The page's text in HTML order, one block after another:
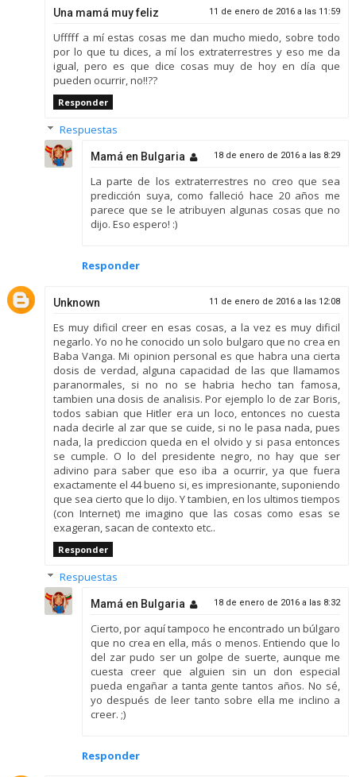
Una mamá muy feliz 11 de enero de 2016 a las 11:59
Ufffff a mí estas cosas me dan mucho miedo, sobre todo
por lo que tu dices, a mí los extraterrestres y eso me da
igual, pero es que dice cosas muy de hoy en día que
pueden ocurrir, no!!??
Responder
Respuestas
Mamá en Bulgaria 18 de enero de 2016 a las 8:29
La parte de los extraterrestres no creo que sea
predicción suya, como falleció hace 20 años me
parece que se le atribuyen algunas cosas que no
dijo. Eso espero! :)
Responder
Unknown 11 de enero de 2016 a las 12:08
Es muy dificil creer en esas cosas, a la vez es muy dificil
negarlo. Yo no he conocido un solo bulgaro que no crea en
Baba Vanga. Mi opinion personal es que habra una cierta
dosis de verdad, alguna capacidad de las que llamamos
paranormales, si no no se habria hecho tan famosa,
tambien una dosis de analisis. Por ejemplo lo de zar Boris,
todos sabian que Hitler era un loco, entonces no cuesta
nada decirle al zar que se cuide, si no le pasa nada, pues
nada, la prediccion queda en el olvido y si pasa entonces
se cumple. O lo del presidente negro, no hay que ser
adivino para saber que eso iba a ocurrir, ya que fuera
exactamente el 44 bueno si, es impresionante, suponiendo
que sea cierto que lo dijo. Y tambien, en los ultimos tiempos
(con Internet) me imagino que las cosas como esas se
exageran, sacan de contexto etc..
Responder
Respuestas
Mamá en Bulgaria 18 de enero de 2016 a las 8:32
Cierto, por aquí tampoco he encontrado un búlgaro
que no crea en ella, más o menos. Entiendo que lo
del zar pudo ser un golpe de suerte, aunque me
cuesta creer que alguien sin un don especial
pueda engañar a tanta gente tantos años. No sé,
yo después de leer tanto sobre ella me inclino a
creer. ;)
Responder